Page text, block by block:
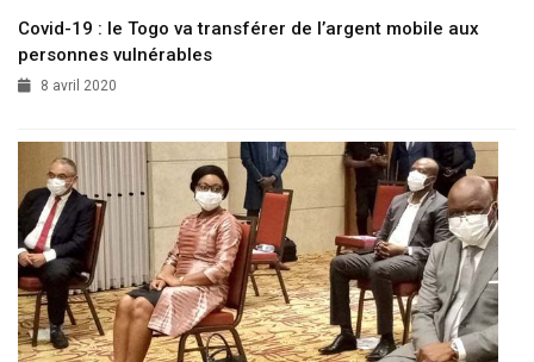
Covid-19 : le Togo va transférer de l’argent mobile aux
personnes vulnérables
8 avril 2020